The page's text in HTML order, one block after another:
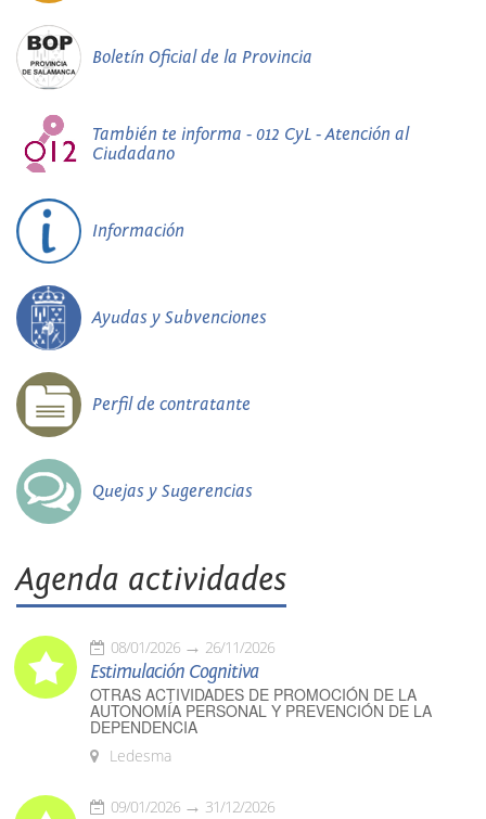
Boletín Oficial de la Provincia
También te informa - 012 CyL - Atención al
Ciudadano
Información
Ayudas y Subvenciones
Perfil de contratante
Quejas y Sugerencias
Agenda actividades
08/01/2026 26/11/2026
Estimulación Cognitiva
OTRAS ACTIVIDADES DE PROMOCIÓN DE LA
AUTONOMÍA PERSONAL Y PREVENCIÓN DE LA
DEPENDENCIA
Ledesma
09/01/2026 31/12/2026